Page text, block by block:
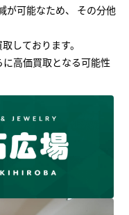
が可能なため、 その分他
しております。
高価買取となる可能性